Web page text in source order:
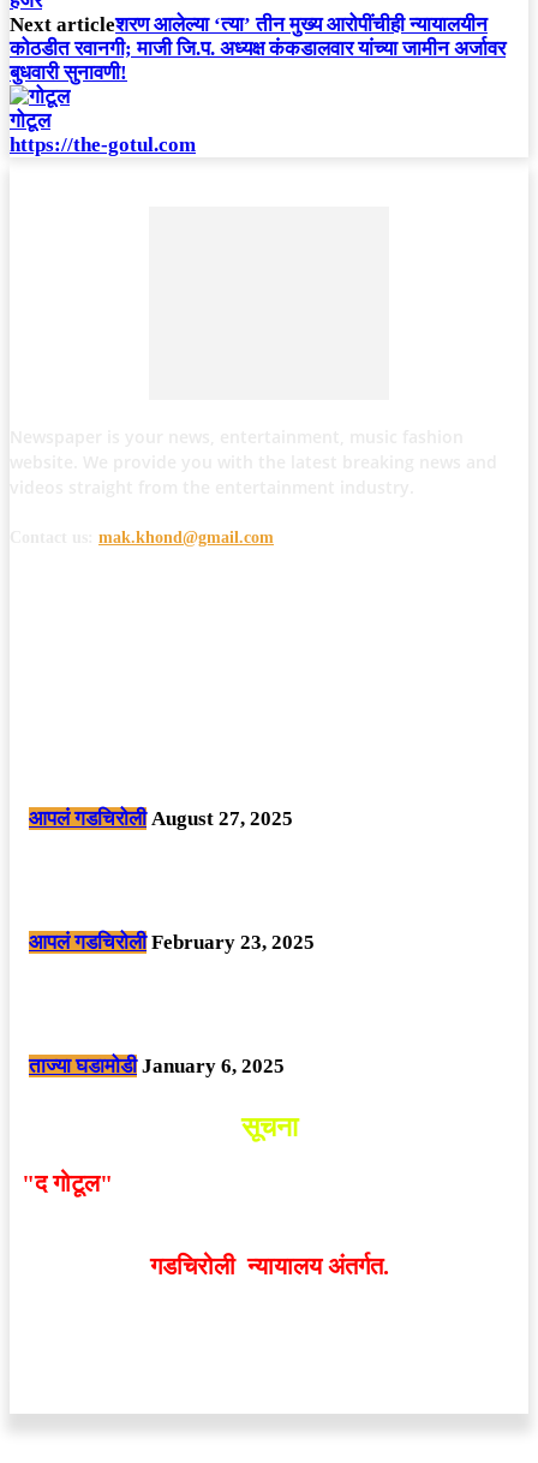
Next articleशरण आलेल्या ‘त्या’ तीन मुख्य आरोपींचीही न्यायालयीन
कोठडीत रवानगी; माजी जि.प. अध्यक्ष कंकडालवार यांच्या जामीन अर्जावर
बुधवारी सुनावणी!
गोटूल
https://the-gotul.com
mak.khond@gmail.com
आपलं गडचिरोली August 27, 2025
आपलं गडचिरोली February 23, 2025
ताज्या घडामोडी January 6, 2025
सूचना
"द गोटूल"
गडचिरोली न्यायालय अंतर्गत.